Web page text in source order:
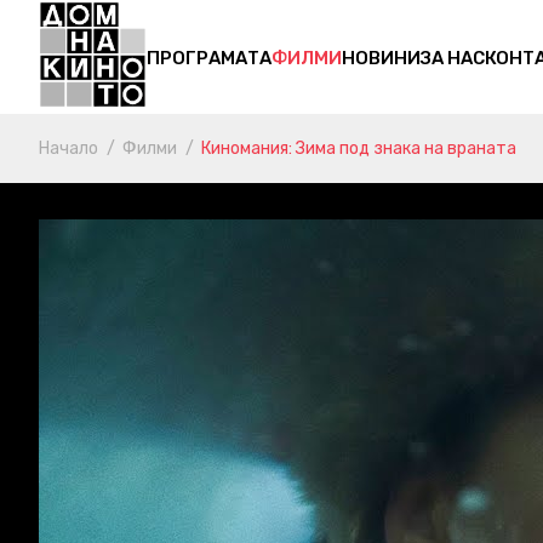
ПРОГРАМАТАФИЛМИНОВИНИЗА НАС
Начало Филми Киномания: Зима под знака на враната